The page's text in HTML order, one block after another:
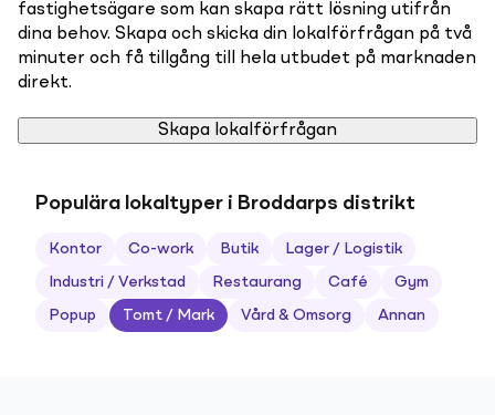
fastighetsägare som kan skapa rätt lösning utifrån
dina behov. Skapa och skicka din lokalförfrågan på två
minuter och få tillgång till hela utbudet på marknaden
direkt.
Skapa lokalförfrågan
Populära lokaltyper i Broddarps distrikt
Kontor Co-work Butik Lager / Logistik
Industri / Verkstad Restaurang Café Gym
Popup Tomt / Mark Vård & Omsorg Annan